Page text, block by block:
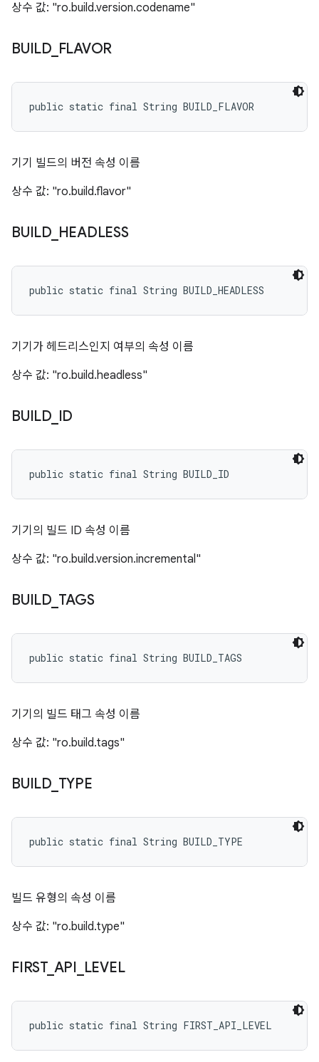
상수 값: "ro.build.version.codename"
BUILD_ FLAVOR
public static final String BUILD_FLAVOR
기기 빌드의 버전 속성 이름
상수 값: "ro.build.flavor"
BUILD_ HEADLESS
public static final String BUILD_HEADLESS
기기가 헤드리스인지 여부의 속성 이름
상수 값: "ro.build.headless"
BUILD_ ID
public static final String BUILD_ID
기기의 빌드 ID 속성 이름
상수 값: "ro.build.version.incremental"
BUILD_ TAGS
public static final String BUILD_TAGS
기기의 빌드 태그 속성 이름
상수 값: "ro.build.tags"
BUILD_ TYPE
public static final String BUILD_TYPE
빌드 유형의 속성 이름
상수 값: "ro.build.type"
FIRST_ API LEVEL
public static final String FIRST_API_LEVEL